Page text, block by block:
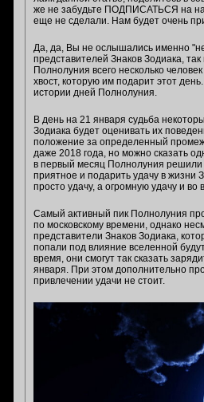
же не забудьте ПОДПИСАТЬСЯ на
еще не сделали. Нам будет очень
Да, да, Вы не ослышались именно
представителей Знаков Зодиака, так
Полнолуния всего несколько человек
хвост, которую им подарит этот
истории дней Полнолуния.
В день на 21 января судьба
Зодиака будет оценивать их
положение за определенный
даже 2018 года, но можно сказать
в первый месяц Полнолуния решили
приятное и подарить удачу в жизни
просто удачу, а огромную удачу и во
Самый активный пик Полнолуния
по московскому времени, однако
представители Знаков Зодиака,
попали под влияние вселенной
время, они смогут так сказать
января. При этом дополнительно
привлечении удачи не стоит.